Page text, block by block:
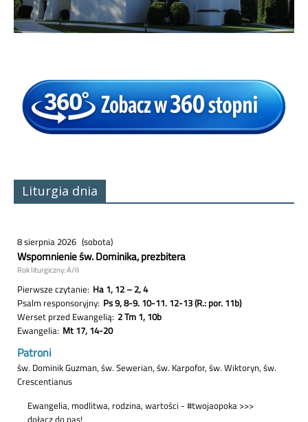
Liturgia dnia